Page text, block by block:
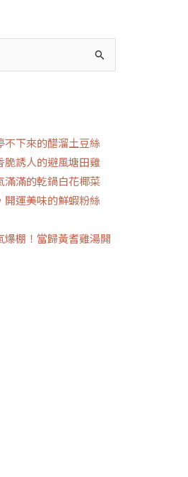
不下來的醋溜土豆絲
脆誘人的避風塘田雞
滿滿的乾鍋白花椰菜
開運美味的鮮蝦粉絲
爆棚！當歸黃耆雞湯開